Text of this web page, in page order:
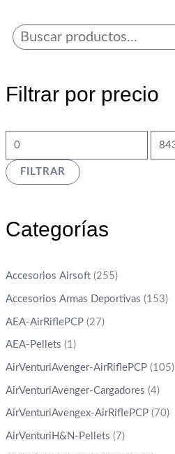
Filtrar por precio
FILTRAR
Categorías
Accesorios Airsoft (255)
Accesorios Armas Deportivas (153)
AEA-AirRiflePCP (27)
AEA-Pellets (1)
AirVenturiAvenger-AirRiflePCP (105)
AirVenturiAvenger-Cargadores (4)
AirVenturiAvengex-AirRiflePCP (70)
AirVenturiH&N-Pellets (7)